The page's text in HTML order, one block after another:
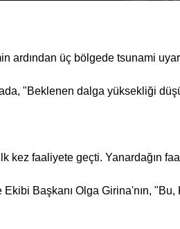
üç bölgede tsunami
"Beklenen dalga yüksekliği
kez faaliyete geçti. Yanardağın
Başkanı Olga Girina'nın,